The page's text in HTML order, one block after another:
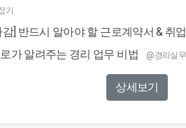
기
감] 반드시 알아야 할 근로계약서 & 취
가 알려주는 경리 업무 비법 @경리실
상세보기